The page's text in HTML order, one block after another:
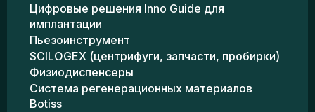
Цифровые решения Inno Guide для
имплантации
Пьезоинструмент
SCILOGEX (центрифуги, запчасти, пробирки)
Физиодиспенсеры
Система регенерационных материалов
Botiss